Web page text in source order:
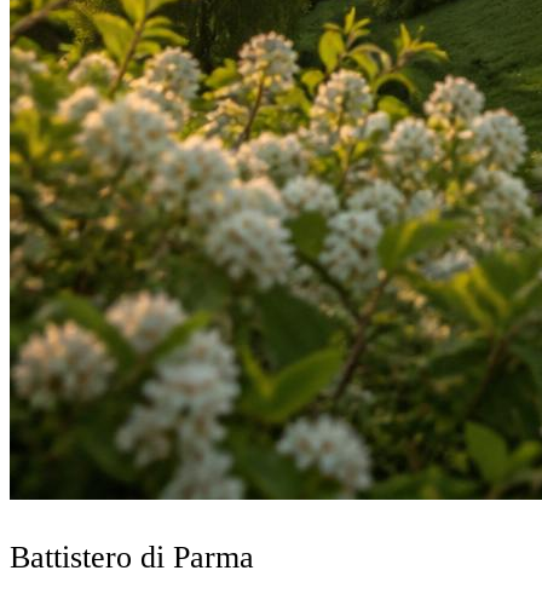
Battistero di Parma